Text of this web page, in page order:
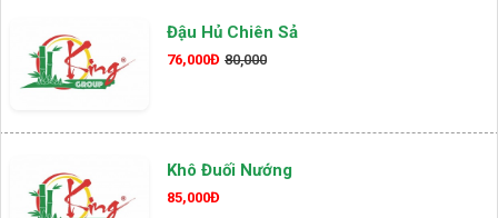
Đậu Hủ Chiên Sả
76,000Đ 80,000
Khô Đuối Nướng
85,000Đ